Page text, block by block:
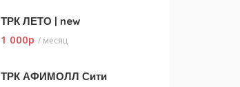
ТРК ЛЕТО | new
1 000p / месяц
ТРК АФИМОЛЛ Сити